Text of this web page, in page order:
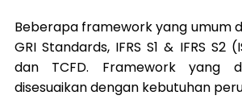
Beberapa framework yang umum
GRI Standards, IFRS S1 & IFRS S2
dan TCFD. Framework yang
disesuaikan dengan kebutuhan